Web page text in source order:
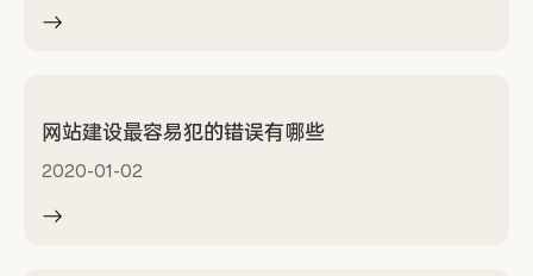
网站建设最容易犯的错误有哪些
2020-01-02